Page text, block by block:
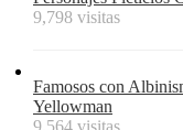
9,798 visitas
Famosos con
Yellowman
9,564 visitas